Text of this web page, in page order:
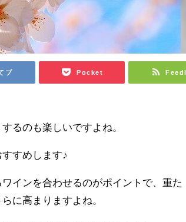
ブ Pocket
るのも楽しいですよね。
すめします♪
インを合わせるのがポイントで、重た
に高まりますよね。